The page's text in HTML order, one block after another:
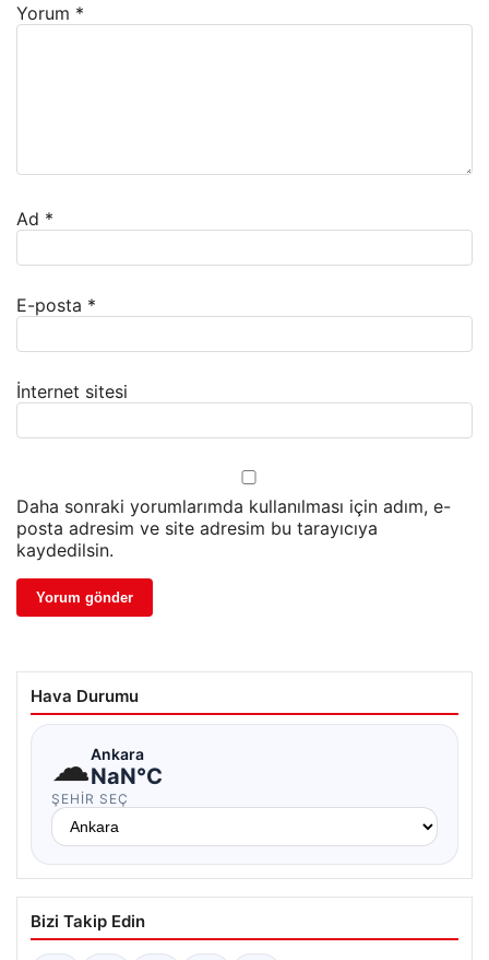
Yorum *
Ad *
E-posta *
İnternet sitesi
Daha sonraki yorumlarımda kullanılması için adım, e-
posta adresim ve site adresim bu tarayıcıya
kaydedilsin.
Hava Durumu
☁Ankara
NaN°C
ŞEHIR SEÇ
Bizi Takip Edin